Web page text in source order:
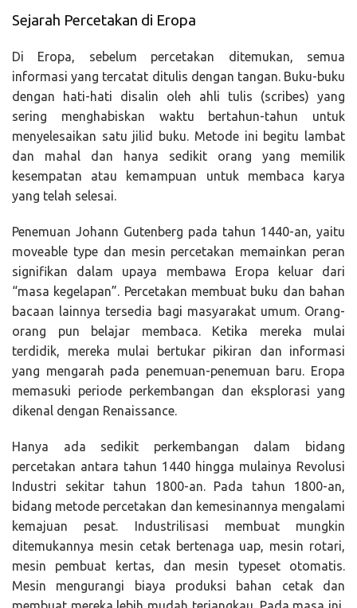
Sejarah Percetakan di Eropa
Di Eropa, sebelum percetakan ditemukan, semua
informasi yang tercatat ditulis dengan tangan. Buku-buku
dengan hati-hati disalin oleh ahli tulis (scribes) yang
sering menghabiskan waktu bertahun-tahun untuk
menyelesaikan satu jilid buku. Metode ini begitu lambat
dan mahal dan hanya sedikit orang yang memilik
kesempatan atau kemampuan untuk membaca karya
yang telah selesai.
Penemuan Johann Gutenberg pada tahun 1440-an, yaitu
moveable type dan mesin percetakan memainkan peran
signifikan dalam upaya membawa Eropa keluar dari
“masa kegelapan”. Percetakan membuat buku dan bahan
bacaan lainnya tersedia bagi masyarakat umum. Orang-
orang pun belajar membaca. Ketika mereka mulai
terdidik, mereka mulai bertukar pikiran dan informasi
yang mengarah pada penemuan-penemuan baru. Eropa
memasuki periode perkembangan dan eksplorasi yang
dikenal dengan Renaissance.
Hanya ada sedikit perkembangan dalam bidang
percetakan antara tahun 1440 hingga mulainya Revolusi
Industri sekitar tahun 1800-an. Pada tahun 1800-an,
bidang metode percetakan dan kemesinannya mengalami
kemajuan pesat. Industrilisasi membuat mungkin
ditemukannya mesin cetak bertenaga uap, mesin rotari,
mesin pembuat kertas, dan mesin typeset otomatis.
Mesin mengurangi biaya produksi bahan cetak dan